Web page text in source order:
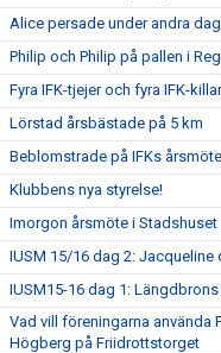
Alice persade under andra
Philip och Philip på pallen i
Fyra IFK-tjejer och fyra IFK-
Lörstad årsbästade på 5 km
Beblomstrade på IFKs årsmöte
Klubbens nya styrelse!
Imorgon årsmöte i Stadshuset
IUSM 15/16 dag 2: Jacqueline
IUSM15-16 dag 1:
Vad vill föreningarna använda
Högberg på Friidrottstorget